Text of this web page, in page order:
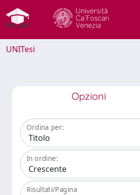
UNITesi
Opzioni
Ordina per:
In ordine:
Risultati/Pagina